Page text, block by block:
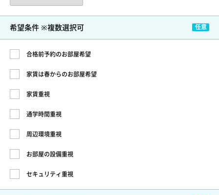
希望条件 ※複数選択可
合格前予約のお部屋希望
家賃は春からのお部屋希望
家賃重視
通学時間重視
周辺環境重視
お部屋の設備重視
セキュリティ重視